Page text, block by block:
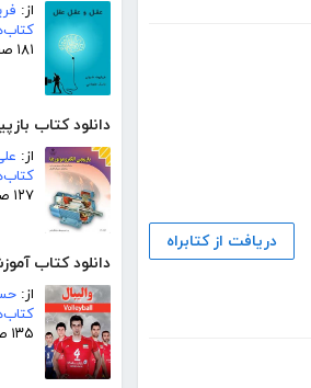
از:
۱۸۱ صفحه
دانلود کتاب
از:
۱۲۷ صفحه
دانلود کتاب
از:
۱۳۵ صفحه
دریافت از کتابراه